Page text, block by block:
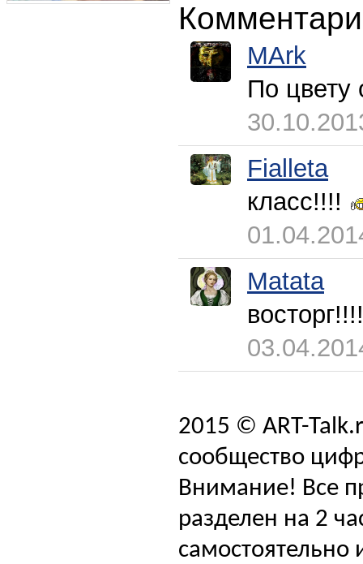
MArk
По цвету
Fialleta
класс!!!!
Matata
2015 © ART-
сообщество
Внимание! Все
разделен на 2
самостоятельно